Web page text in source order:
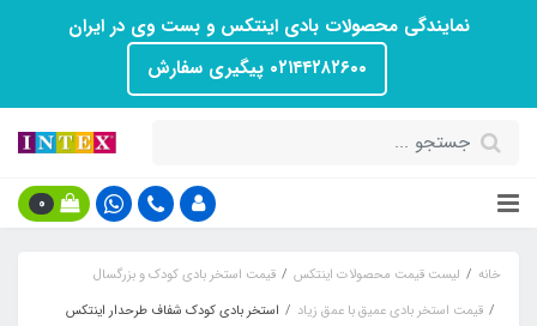
نمایندگی محصولات بادی اینتکس و بست وی در ایران
۰۲۱۴۴۲۸۲۶۰۰ پیگیری سفارش
0
خانه لیست قیمت محصولات اینتکس
قیمت استخر بادی کودک و بزرگسال
قیمت استخر بادی عمیق با عمق زیاد
استخر بادی کودک شفاف طرحدار اینتکس